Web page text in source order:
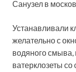
Санузел в
Устанавливали
желательно с
водяного смыва,
ватерклозеты